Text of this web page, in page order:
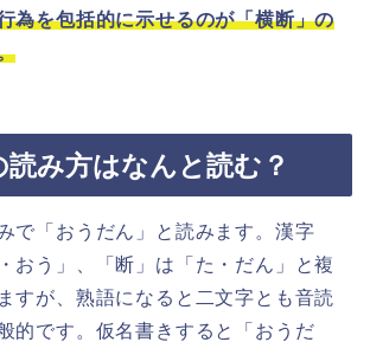
為を包括的に示せるのが「横断」の
読み方はなんと読む？
で「おうだん」と読みます。漢字
おう」、「断」は「た・だん」と複
すが、熟語になると二文字とも音読
的です。仮名書きすると「おうだ